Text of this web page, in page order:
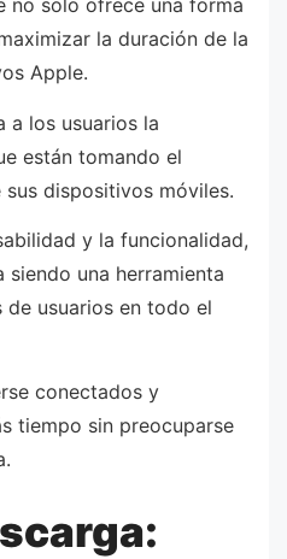
no solo ofrece una forma
la duración de la
Apple.
a los usuarios la
están tomando el
dispositivos móviles.
y la funcionalidad,
una herramienta
de usuarios en todo el
conectados y
tiempo sin preocuparse